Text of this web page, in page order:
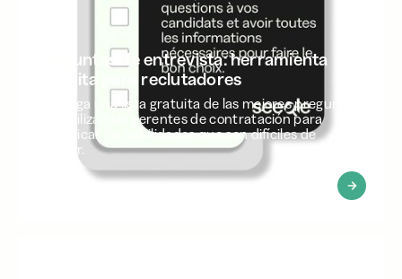
Preguntas de entrevista: herramienta
gratuita para reclutadores
Obtenga una lista gratuita de las mejores preguntas
que utilizan los gerentes de contratación para
identificar las habilidades que son difíciles de
evaluar.